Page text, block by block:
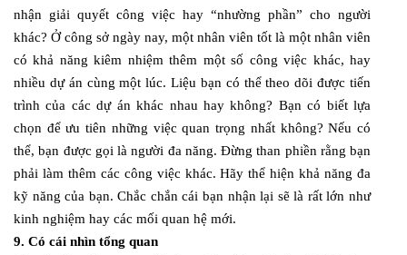
nhận giải quyết công việc hay “nhường phần” cho người
khác? Ở công sở ngày nay, một nhân viên tốt là một nhân viên
có khả năng kiêm nhiệm thêm một số công việc khác, hay
nhiều dự án cùng một lúc. Liệu bạn có thể theo dõi được tiến
trình của các dự án khác nhau hay không? Bạn có biết lựa
chọn để ưu tiên những việc quan trọng nhất không? Nếu có
thể, bạn được gọi là người đa năng. Đừng than phiền rằng bạn
phải làm thêm các công việc khác. Hãy thể hiện khả năng đa
kỹ năng của bạn. Chắc chắn cái bạn nhận lại sẽ là rất lớn như
kinh nghiệm hay các mối quan hệ mới.
9. Có cái nhìn tổng quan